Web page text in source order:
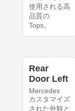
使用される高
品質の
Tops。
Rear
Door Left
Mercedes
カスタマイズ
された外観と